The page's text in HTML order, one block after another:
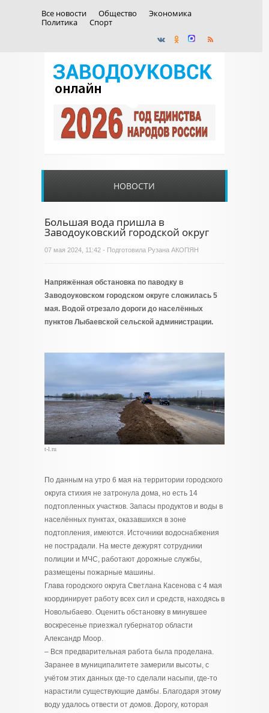
Все новости Общество
Экономика
Политика
Спорт
НОВОСТИ
Большая вода пришла в
Заводоуковский городской округ
07 мая 2024, 11:42 - Подготовила Рузана АКОПЯН
Напряжённая обстановка по паводку в
Заводоуковском городском округе сложилась 5
мая. Водой отрезало дороги до населённых
пунктов Лыбаевской сельской администрации.
t-l.ru
По данным на утро 6 мая на территории городского
округа стихия не затронула дома, но есть 14
подтопленных участков. Запасы продуктов и воды в
населённых пунктах, оказавшихся в зоне
подтопления, имеются. Источники водоснабжения
не пострадали. На месте дежурят сотрудники
полиции и МЧС, работают дорожные службы,
размещены пожарные машины.
Глава городского округа Светлана Касенова с 4 мая
координирует работу всех сил и средств, находясь в
Новолыбаево. Оценить обстановку в минувшее
воскресенье приезжал губернатор области
Александр Моор.
– Вся предварительная работа была проделана.
Заранее в муниципалитете замерили высоты, с
учётом этих данных где-то сделали насыпи, где-то
нарастили существующие дамбы. Благодаря этому
воду удалось отвести от домов. Дорогу, которая